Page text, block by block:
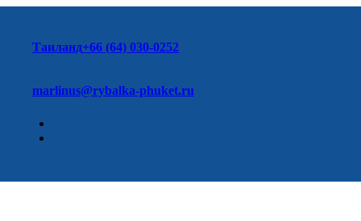
Таиланд+66 (64) 030-0252
marlinus@rybalka-phuket.ru